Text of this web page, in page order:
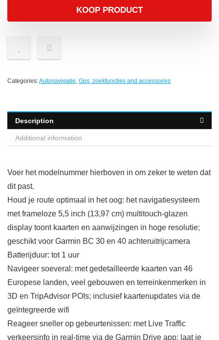
KOOP PRODUCT
Categories:Autonavigatie, Gps, zoekfuncties and accessoires
Description
Additional information
Voer het modelnummer hierboven in om zeker te weten dat
dit past.
Houd je route optimaal in het oog: het navigatiesysteem
met frameloze 5,5 inch (13,97 cm) multitouch-glazen
display toont kaarten en aanwijzingen in hoge resolutie;
geschikt voor Garmin BC 30 en 40 achteruitrijcamera
Batterijduur: tot 1 uur
Navigeer soeveral: met gedetailleerde kaarten van 46
Europese landen, veel gebouwen en terreinkenmerken in
3D en TripAdvisor POIs; inclusief kaartenupdates via de
geïntegreerde wifi
Reageer sneller op gebeurtenissen: met Live Traffic
verkeersinfo in real-time via de Garmin Drive app; laat je